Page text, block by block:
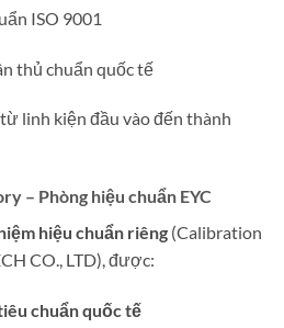
ISO 9001
thủ chuẩn quốc tế
linh kiện đầu vào đến thành
– Phòng hiệu chuẩn EYC
hiệu chuẩn riêng (Calibration
CO., LTD), được:
chuẩn quốc tế